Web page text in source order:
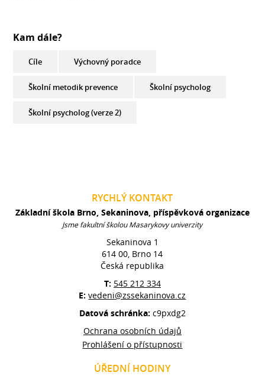
Kam dále?
Cíle Výchovný poradce
Školní metodik prevence Školní psycholog
Školní psycholog (verze 2)
RYCHLÝ KONTAKT
Základní škola Brno, Sekaninova, příspěvková organizace
Jsme fakultní školou Masarykovy univerzity
Sekaninova 1
614 00, Brno 14
Česká republika
T: 545 212 334
E:vedeni@zssekaninova.cz
Datová schránka: c9pxdg2
Ochrana osobních údajů
Prohlášení o přístupnosti
ÚŘEDNÍ HODINY